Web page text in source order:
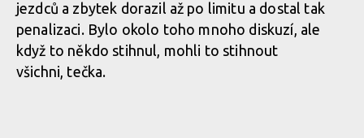
jezdců a zbytek dorazil až po limitu a dostal tak
penalizaci. Bylo okolo toho mnoho diskuzí, ale
když to někdo stihnul, mohli to stihnout
všichni, tečka.